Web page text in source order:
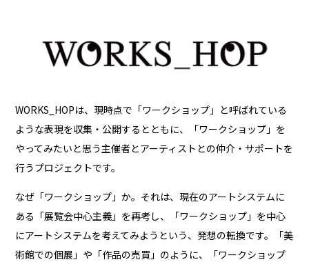
WORKS_HOPは、現時点で「ワークショップ」と呼ばれている
ような表現を収集・公開するとともに、「ワークショップ」を
やってみたいと思う主催者とアーティストとの仲介・サポートを
行うプロジェクトです。
なぜ「ワークショップ」か。それは、現在のアートシステムに
ある「展覧会中心主義」を再考し、「ワークショップ」を中心
にアートシステムを考えてみようという、発想の転換です。「美
術館での個展」や「作品の売買」のように、「ワークショップ